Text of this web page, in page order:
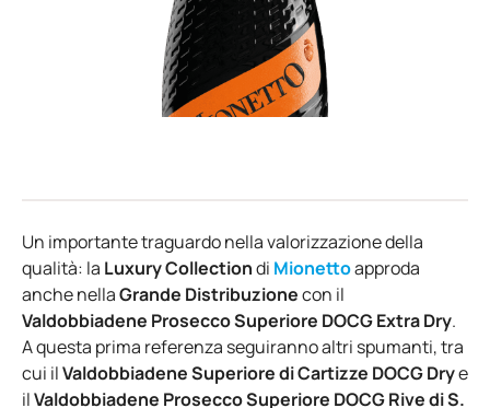
Un importante traguardo nella valorizzazione della
qualità: la Luxury Collectiondi Mionettoapproda
anche nellaGrande Distribuzionecon il
Valdobbiadene Prosecco Superiore DOCG Extra Dry.
A questa prima referenza seguiranno altri spumanti, tra
cui ilValdobbiadene Superiore di Cartizze DOCG Drye
ilValdobbiadene Prosecco Superiore DOCG Rive di S.